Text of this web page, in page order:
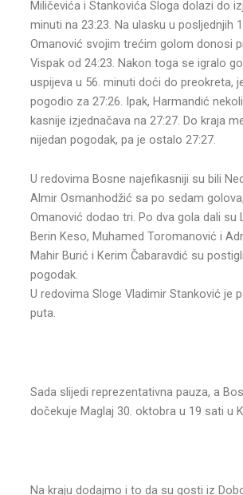
Miličevića i Stankovića Sloga dolazi do
minuti na 23:23. Na ulasku u posljednjih
Omanović svojim trećim golom donosi
Vispak od 24:23. Nakon toga se igralo
uspijeva u 56. minuti doći do preokreta,
pogodio za 27:26. Ipak, Harmandić
kasnije izjednačava na 27:27. Do kraja
nijedan pogodak, pa je ostalo 27:27.
U redovima Bosne najefikasniji su bili
Almir Osmanhodžić sa po sedam
Omanović dodao tri. Po dva gola dali su
Berin Keso, Muhamed Toromanović i
Mahir Burić i Kerim Čabaravdić su
pogodak.
U redovima Sloge Vladimir Stanković je
puta.
Sada slijedi reprezentativna pauza, a
dočekuje Maglaj 30. oktobra u 19 sati u
Na kraju dodajmo i to da su gosti iz